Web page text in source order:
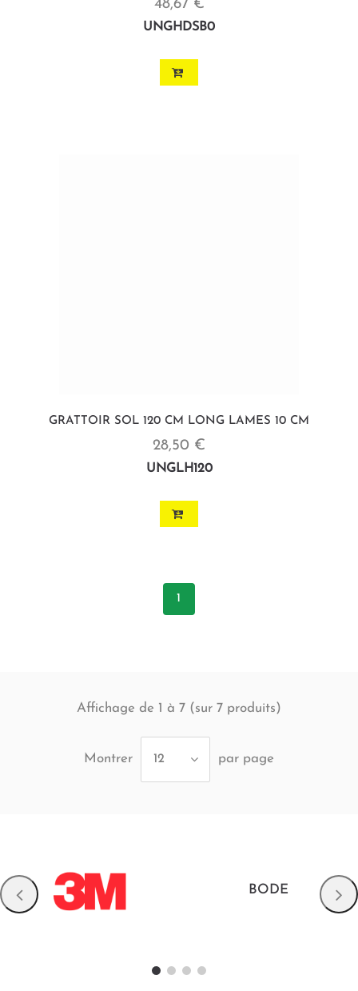
48,67 €
UNGHDSB0
GRATTOIR SOL 120 CM LONG LAMES 10 CM
28,50 €
UNGLH120
1
Affichage de 1 à 7 (sur 7 produits)
Montrer 12 par page
BODE